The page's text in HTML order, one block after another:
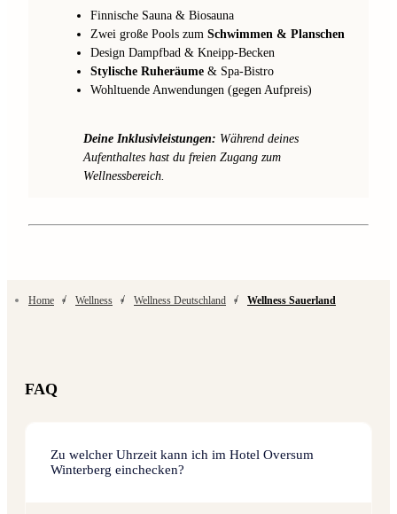
Finnische Sauna & Biosauna
Zwei große Pools zum Schwimmen & Planschen
Design Dampfbad & Kneipp-Becken
Stylische Ruheräume & Spa-Bistro
Wohltuende Anwendungen (gegen Aufpreis)
Deine Inklusivleistungen: Während deines
Aufenthaltes hast du freien Zugang zum
Wellnessbereich.
Home / Wellness / Wellness Deutschland / Wellness Sauerland
FAQ
Zu welcher Uhrzeit kann ich im Hotel Oversum
Winterberg einchecken?